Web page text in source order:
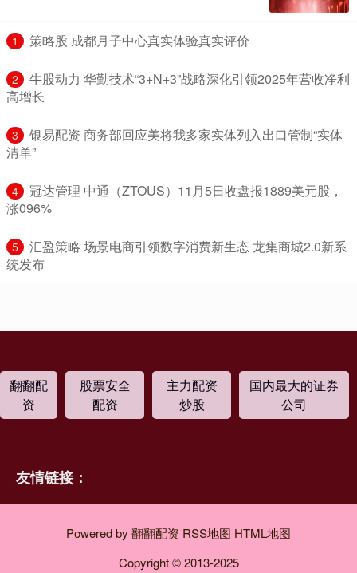
1 ​策略股 成都月子中心真实体验真实评价
2
​牛股动力 华勤技术“3+N+3”战略深化引领2025年营收净利
高增长
3
​银易配资 商务部回应美将我多家实体列入出口管制“实体
清单”
4
​冠达管理 中通（ZTOUS）11月5日收盘报1889美元股，
涨096%
5
​汇盈策略 场景电商引领数字消费新生态 龙集商城2.0新系
统发布
翻翻配
资
股票安全
配资
主力配资
炒股
国内最大的证券
公司
友情链接：
Powered by 翻翻配资 RSS地图 HTML地图
Copyright© 2013-2025